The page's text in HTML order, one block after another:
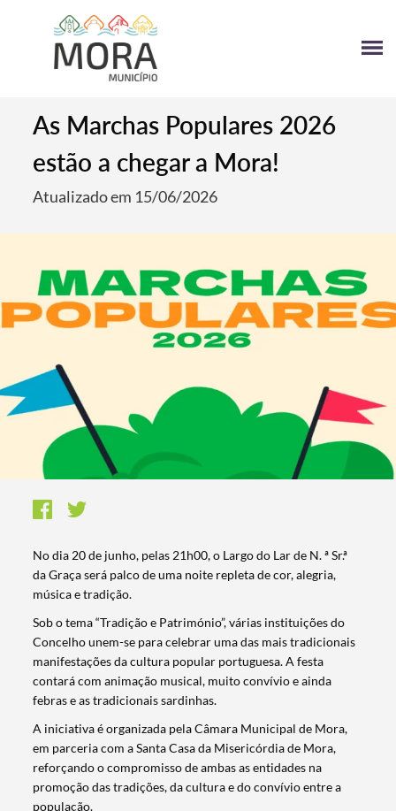
As Marchas Populares 2026
estão a chegar a Mora!
Atualizado em 15/06/2026
No dia 20 de junho, pelas 21h00, o Largo do Lar de N. ª Sr.ª
da Graça será palco de uma noite repleta de cor, alegria,
música e tradição.
Sob o tema “Tradição e Património”, várias instituições do
Concelho unem-se para celebrar uma das mais tradicionais
manifestações da cultura popular portuguesa. A festa
contará com animação musical, muito convívio e ainda
febras e as tradicionais sardinhas.
A iniciativa é organizada pela Câmara Municipal de Mora,
em parceria com a Santa Casa da Misericórdia de Mora,
reforçando o compromisso de ambas as entidades na
promoção das tradições, da cultura e do convívio entre a
população.